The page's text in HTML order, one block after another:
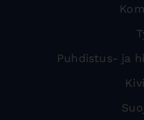
Puhdistus- ja